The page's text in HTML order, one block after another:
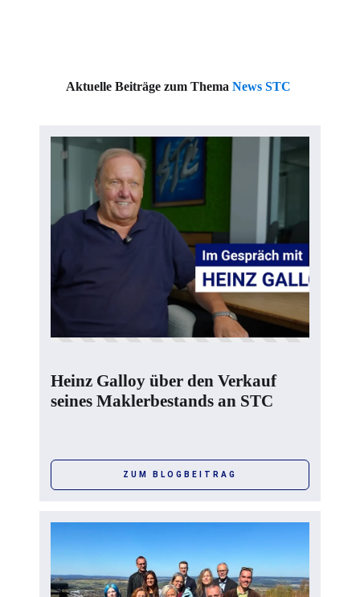
Aktuelle Beiträge zum Thema News STC
Heinz Galloy über den Verkauf
seines Maklerbestands an STC
ZUM BLOGBEITRAG